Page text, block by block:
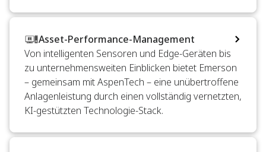
Asset-Performance-Management
Von intelligenten Sensoren und Edge-Geräten bis
zu unternehmensweiten Einblicken bietet Emerson
– gemeinsam mit AspenTech – eine unübertroffene
Anlagenleistung durch einen vollständig vernetzten,
KI-gestützten Technologie-Stack.